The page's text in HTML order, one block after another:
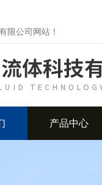
限公司网站！
产品中心